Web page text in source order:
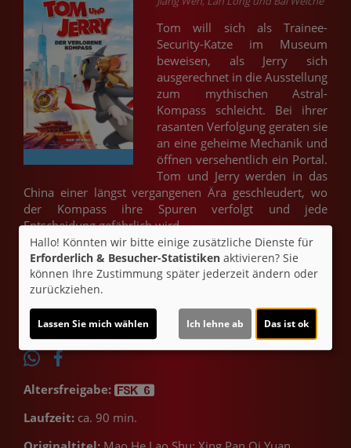
Tom will sich als Trainee-
Security-Katze im Museum
beweisen, als Jerry sich
ausgerechnet in die Ausstellung
zum mythischen Astral-
Kompass schleicht. Bei ihrer
rasanten Verfolgung geraten sie
an eine geheime Mechanik und
öffnen versehentlich ein Portal.
Tom und Jerry werden in das
China einer längst vergangenen Ära geschleudert, wo
der Kompass ihre Spuren verfolgt und jede
Entscheidung gefährlich wird.
Ticket-Alarm
Altersfreigabe:
Laufzeit: ca. 90 min.
Hallo! Könnten wir bitte einige zusätzliche Dienste für
Erforderlich & Besucher-Statistiken aktivieren? Sie
können Ihre Zustimmung später jederzeit ändern oder
zurückziehen.
Lassen Sie mich wählen Ich lehne ab Das ist ok